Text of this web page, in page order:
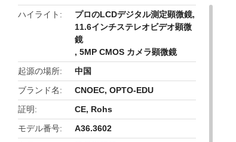
ハイライト プロのLCDデジタル測定顕微鏡,
11.6インチステレオビデオ顕微
鏡
,5MP CMOS カメラ顕微鏡
起源の場所
中国
ブランド名
CNOEC, OPTO-EDU
証明
CE, Rohs
モデル番号
A36.3602